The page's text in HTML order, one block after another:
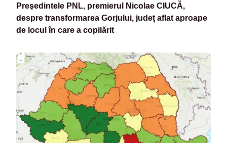
Preşedintele PNL, premierul Nicolae CIUCĂ,
despre transformarea Gorjului, județ aflat aproape
de locul în care a copilărit